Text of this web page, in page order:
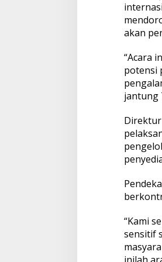
o
n
e
E
c
o
r
e
n
akan
“Acara
potensi
jantung
Direktur
“Kami
sensitif